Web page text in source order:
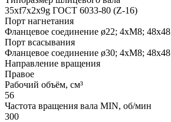
35xf7x2x9g ГОСТ 6033-80 (Z-16)
Порт нагнетания
Фланцевое соединение ø22; 4xM8; 48x48
Порт всасывания
Фланцевое соединение ø30; 4xM8; 48x48
Направление вращения
Правое
Рабочий объём, см³
56
Частота вращения вала MIN, об/мин
300